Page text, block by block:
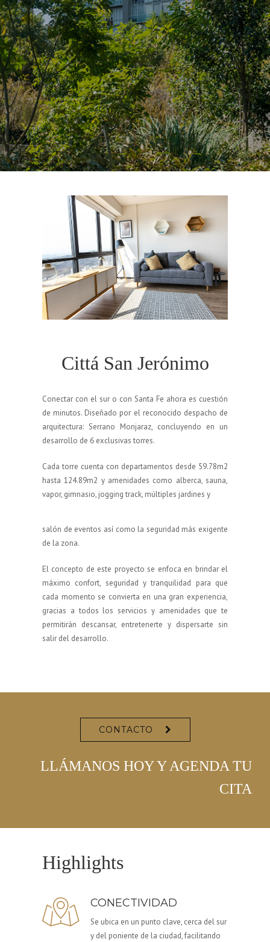
Cittá San Jerónimo
Conectar con el sur o con Santa Fe ahora es cuestión
de minutos. Diseñado por el reconocido despacho de
arquitectura: Serrano Monjaraz, concluyendo en un
desarrollo de 6 exclusivas torres.
Cada torre cuenta con departamentos desde 59.78m2
hasta 124.89m2 y amenidades como alberca, sauna,
vapor, gimnasio, jogging track, múltiples jardines y
salón de eventos así como la seguridad más exigente
de la zona.
El concepto de este proyecto se enfoca en brindar el
máximo confort, seguridad y tranquilidad para que
cada momento se convierta en una gran experiencia,
gracias a todos los servicios y amenidades que te
permitirán descansar, entretenerte y dispersarte sin
salir del desarrollo.
CONTACTO
LLÁMANOS HOY Y AGENDA TU
CITA
Highlights
CONECTIVIDAD
Se ubica en un punto clave, cerca del sur
y del poniente de la ciudad, facilitando